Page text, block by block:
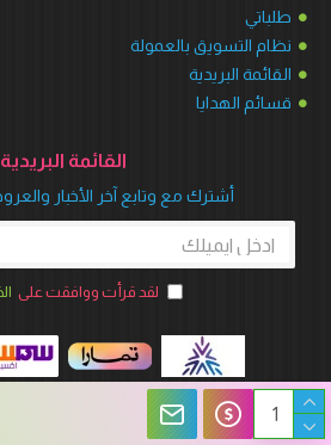
طلباتي
نظام التسويق بالعمولة
القائمة البريدية
قسائم الهدايا
القائمة البريدية
أشترك مع وتابع آخر الأخبار
لقد قرأت ووافقت على
متجر وينر بارتي © 2026 جميع الحقوق محفوظة